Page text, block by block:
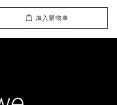
加入購物車